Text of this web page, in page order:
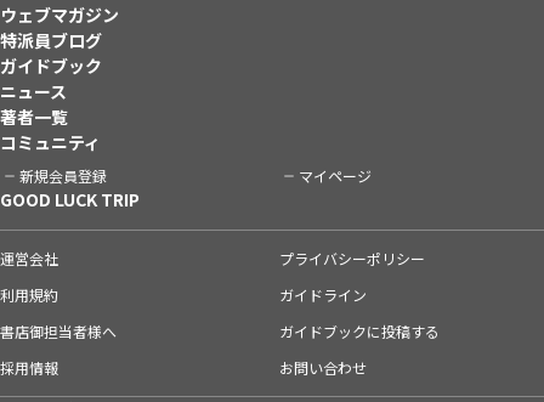
ウェブマガジン
特派員ブログ
ガイドブック
ニュース
著者一覧
コミュニティ
新規会員登録 マイページ
GOOD LUCK TRIP
運営会社
プライバシーポリシー
利用規約
ガイドライン
書店御担当者様へ
ガイドブックに投稿する
採用情報
お問い合わせ